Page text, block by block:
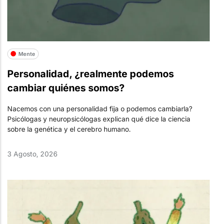
Mente
Personalidad, ¿realmente podemos
cambiar quiénes somos?
Nacemos con una personalidad fija o podemos cambiarla?
Psicólogas y neuropsicólogas explican qué dice la ciencia
sobre la genética y el cerebro humano.
3 Agosto, 2026